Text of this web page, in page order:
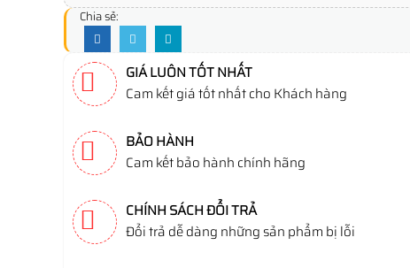
Chia sẻ:
GIÁ LUÔN TỐT NHẤT
Cam kết giá tốt nhất cho Khách hàng
BẢO HÀNH
Cam kết bảo hành chính hãng
CHÍNH SÁCH ĐỔI TRẢ
Đổi trả dễ dàng những sản phẩm bị lỗi